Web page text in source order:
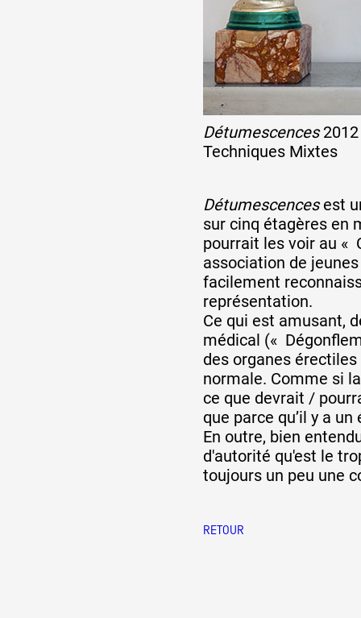
Année par année
Collection vidéos
Candidater
Détumescences2012
Techniques Mixtes
Détumescencesest
sur cinq étagères en
pourrait les voir au «
association de
facilement
représentation.
Ce qui est amusant,
médical («
des organes
normale. Comme si
ce que devrait /
que parce qu’il y a
En outre, bien
d'autorité qu'est le
toujours un peu une
RETOUR